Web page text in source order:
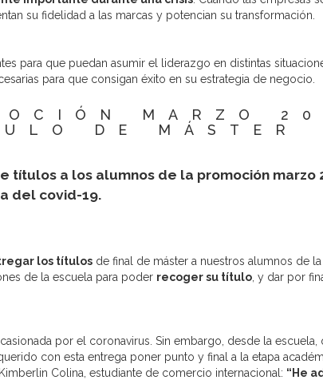
su fidelidad a las marcas y potencian su transformación.
para que puedan asumir el liderazgo en distintas
para que consigan éxito en su estrategia de negocio.
MARZO
DE MÁSTER
títulos a los alumnos de la promoción marzo
del covid-19.
los títulos de final de máster a nuestros alumnos de la
de la escuela para poder recoger su título , y dar por
por el coronavirus. Sin embargo, desde la escuela,
con esta entrega poner punto y final a la etapa
Colina, estudiante de comercio internacional: “He